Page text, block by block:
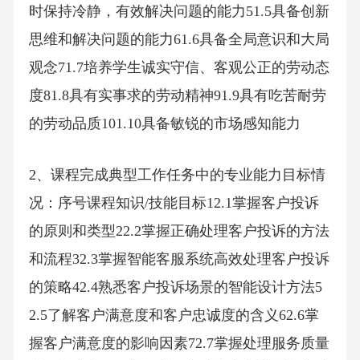
时保持冷静，有效解决问题的能力51.5具备创新
思维和解决问题的能力61.6具备全局意识和大局
观念71.7培养学生诚实守信、客观公正的劳动态
度81.8具有实事求的劳动精神91.9具有吃苦耐劳
的劳动品质101.10具备敏锐的市场感知能力
2、课程完成典型工作任务中的专业能力目标情
况：序号课程知识/技能目标12.1掌握客户投诉
的原则和类型22.2掌握正确处理客户投诉的方法
和流程32.3掌握智能客服系统高效处理客户投诉
的策略42.4熟悉客户投诉场景的智能设计方法5
2.5了解客户满意度和客户忠诚度的含义62.6掌
握客户满意度的影响因素72.7掌握处理服务质量